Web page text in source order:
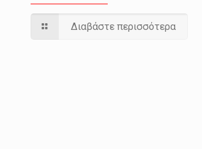
Διαβάστε περισσότερα